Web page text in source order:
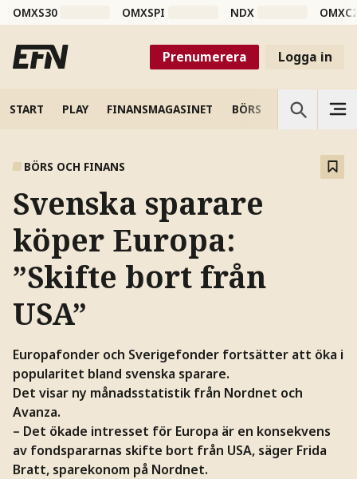
OMXS30 OMXSPI NDX
Prenumerera Logga in
START PLAY FINANSMAGASINET BÖRS VETENSKAP
BÖRS OCH FINANS
Svenska sparare
köper Europa:
”Skifte bort från
USA”
Europafonder och Sverigefonder fortsätter att öka i
popularitet bland svenska sparare.
Det visar ny månadsstatistik från Nordnet och
Avanza.
– Det ökade intresset för Europa är en konsekvens
av fondspararnas skifte bort från USA, säger Frida
Bratt, sparekonom på Nordnet.